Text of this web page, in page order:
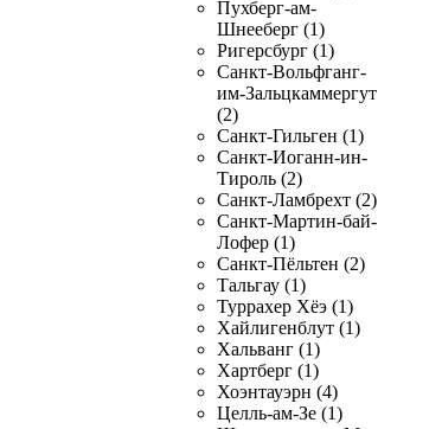
Пухберг-ам-
Шнееберг (1)
Ригерсбург (1)
Санкт-Вольфганг-
им-Зальцкаммергут
(2)
Санкт-Гильген (1)
Санкт-Иоганн-ин-
Тироль (2)
Санкт-Ламбрехт (2)
Санкт-Мартин-бай-
Лофер (1)
Санкт-Пёльтен (2)
Тальгау (1)
Туррахер Хёэ (1)
Хайлигенблут (1)
Хальванг (1)
Хартберг (1)
Хоэнтауэрн (4)
Целль-ам-Зе (1)